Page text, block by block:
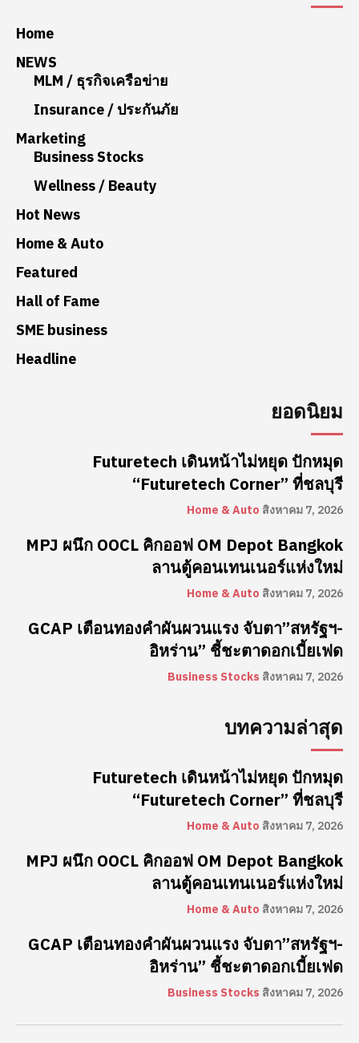
Home
NEWS
MLM / ธุรกิจเครือข่าย
Insurance / ประกันภัย
Marketing
Business Stocks
Wellness / Beauty
Hot News
Home & Auto
Featured
Hall of Fame
SME business
Headline
ยอดนิยม
Futuretech เดินหน้าไม่หยุด ปักหมุด
“Futuretech Corner” ที่ชลบุรี
Home & Auto สิงหาคม 7, 2026
MPJ ผนึก OOCL คิกออฟ OM Depot Bangkok
ลานตู้คอนเทนเนอร์แห่งใหม่
Home & Auto สิงหาคม 7, 2026
GCAP เตือนทองคำผันผวนแรง จับตา”สหรัฐฯ-
อิหร่าน” ชี้ชะตาดอกเบี้ยเฟด
Business Stocks สิงหาคม 7, 2026
บทความล่าสุด
Futuretech เดินหน้าไม่หยุด ปักหมุด
“Futuretech Corner” ที่ชลบุรี
Home & Auto สิงหาคม 7, 2026
MPJ ผนึก OOCL คิกออฟ OM Depot Bangkok
ลานตู้คอนเทนเนอร์แห่งใหม่
Home & Auto สิงหาคม 7, 2026
GCAP เตือนทองคำผันผวนแรง จับตา”สหรัฐฯ-
อิหร่าน” ชี้ชะตาดอกเบี้ยเฟด
Business Stocks สิงหาคม 7, 2026